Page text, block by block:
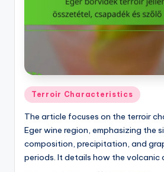
Posted
Terroir Characteristics
The article focuses on the terroir
Eger wine region, emphasizing the
composition, precipitation, and
periods. It details how the volcanic